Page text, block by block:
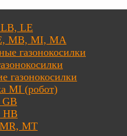
LB, LE
MB, MI, MA
газонокосилки
газонокосилки
MI (робот)
GB
HB
MR, MT